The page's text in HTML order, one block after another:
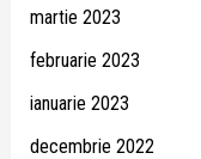
martie 2023
februarie 2023
ianuarie 2023
decembrie 2022